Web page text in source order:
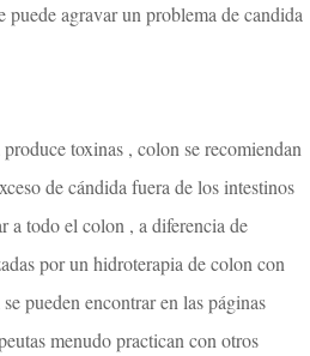
agravar un problema de candida
toxinas , colon se recomiendan
de cándida fuera de los intestinos
a todo el colon , a diferencia de
por un hidroterapia de colon con
pueden encontrar en las páginas
menudo practican con otros